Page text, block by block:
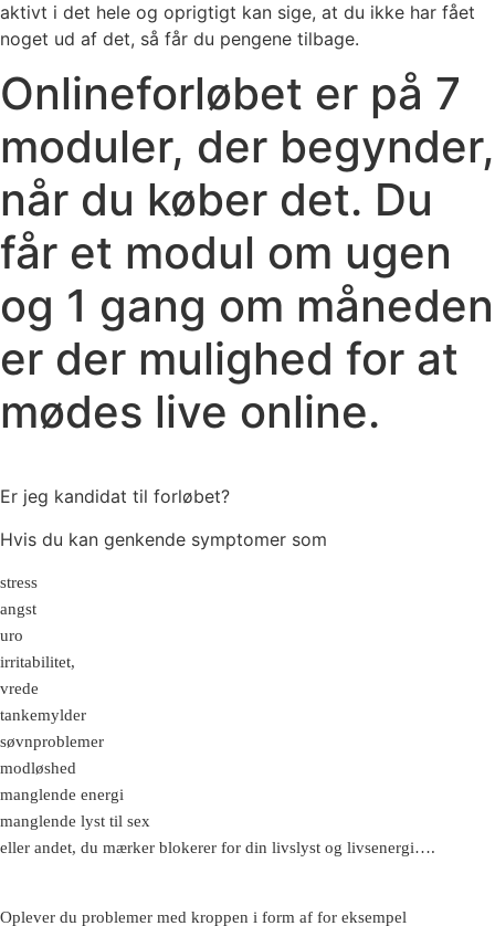
aktivt i det hele og oprigtigt kan sige, at du ikke har fået
noget ud af det, så får du pengene tilbage.
Onlineforløbet er på 7
moduler, der begynder,
når du køber det. Du
får et modul om ugen
og 1 gang om måneden
er der mulighed for at
mødes live online.
Er jeg kandidat til forløbet?
Hvis du kan genkende symptomer som
stress
angst
uro
irritabilitet,
vrede
tankemylder
søvnproblemer
modløshed
manglende energi
manglende lyst til sex
eller andet, du mærker blokerer for din livslyst og livsenergi….
Oplever du problemer med kroppen i form af for eksempel